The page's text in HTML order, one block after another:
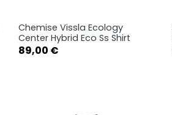
 Aperçu rapide
S
Chemise Vissla Ecology
Center Hybrid Eco Ss Shirt
Prix
89,00 €